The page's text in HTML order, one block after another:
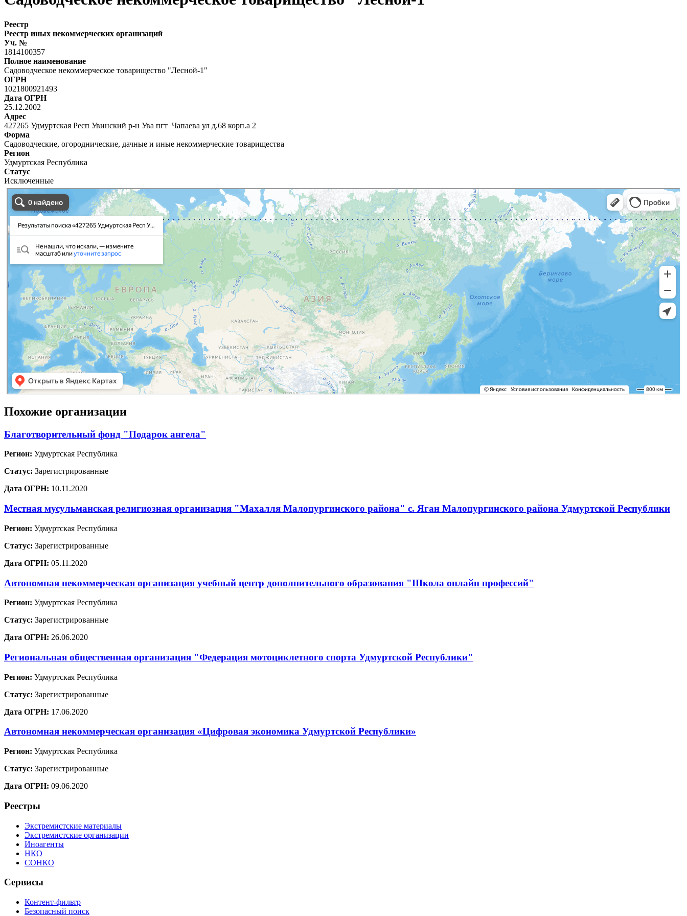
Реестр
Реестр иных некоммерческих организаций
Уч. №
1814100357
Полное наименование
Садоводческое некоммерческое товарищество "Лесной-1"
ОГРН
1021800921493
Дата ОГРН
25.12.2002
Адрес
427265 Удмуртская Респ Увинский р-н Ува пгт Чапаева ул д.68 корп.а 2
Форма
Садоводческие, огороднические, дачные и иные некоммерческие товарищества
Регион
Удмуртская Республика
Статус
Исключенные
Похожие организации
Благотворительный фонд "Подарок ангела"
Регион: Удмуртская Республика
Статус: Зарегистрированные
Дата ОГРН: 10.11.2020
Местная мусульманская религиозная организация "Махалля Малопургинского района" с. Яган Малопургинского района Удмуртской Республики
Регион: Удмуртская Республика
Статус: Зарегистрированные
Дата ОГРН: 05.11.2020
Автономная некоммерческая организация учебный центр дополнительного образования "Школа онлайн профессий"
Регион: Удмуртская Республика
Статус: Зарегистрированные
Дата ОГРН: 26.06.2020
Региональная общественная организация "Федерация мотоциклетного спорта Удмуртской Республики"
Регион: Удмуртская Республика
Статус: Зарегистрированные
Дата ОГРН: 17.06.2020
Автономная некоммерческая организация «Цифровая экономика Удмуртской Республики»
Регион: Удмуртская Республика
Статус: Зарегистрированные
Дата ОГРН: 09.06.2020
Реестры
Экстремистские материалы
Экстремистские организации
Иноагенты
НКО
СОНКО
Сервисы
Контент-фильтр
Безопасный поиск